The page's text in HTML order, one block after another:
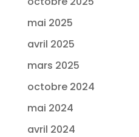
mai 2025
avril 2025
mars 2025
octobre 2024
mai 2024
avril 2024